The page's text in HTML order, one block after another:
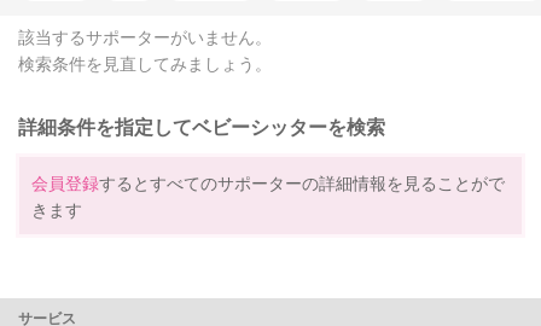
該当するサポーターがいません。
検索条件を見直してみましょう。
詳細条件を指定してベビーシッターを検索
会員登録するとすべてのサポーターの詳細情報を見ることがで
きます
サービス